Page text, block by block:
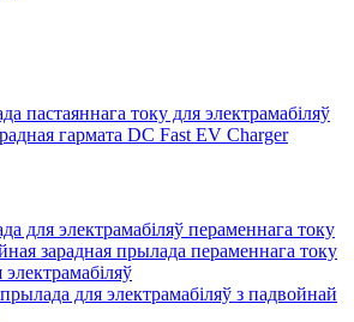
пастаяннага току для электрамабіляў
гармата DC Fast EV Charger
для электрамабіляў пераменнага току
зарадная прылада пераменнага току
для электрамабіляў з падвойнай